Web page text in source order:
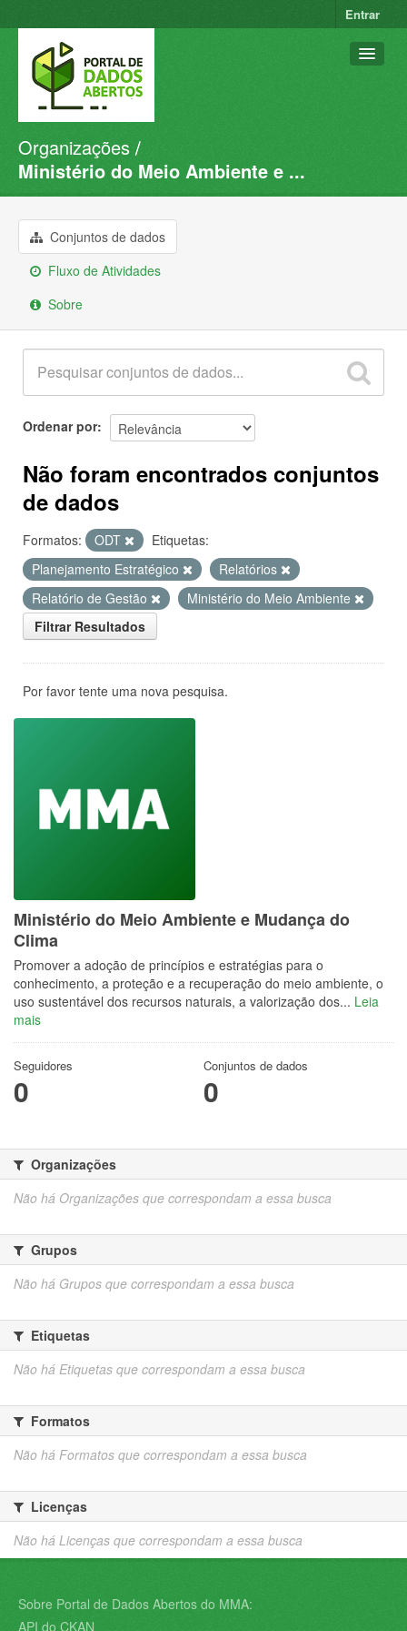
Entrar
Conjuntos de dados
Organizações
Sobre
Organizações
Ministério do Meio Ambiente e ...
Conjuntos de dados
Fluxo de Atividades
Sobre
Ordenar por
Não foram encontrados conjuntos
de dados
Formatos: ODT
Etiquetas:
Planejamento Estratégico
Relatórios
Relatório de Gestão
Ministério do Meio Ambiente
Filtrar Resultados
Por favor tente uma nova pesquisa.
Ministério do Meio Ambiente e Mudança do
Clima
Promover a adoção de princípios e estratégias para o
conhecimento, a proteção e a recuperação do meio ambiente, o
uso sustentável dos recursos naturais, a valorização dos... Leia
mais
Seguidores
0
Conjuntos de dados
0
Organizações
Não há Organizações que correspondam a essa busca
Grupos
Não há Grupos que correspondam a essa busca
Etiquetas
Não há Etiquetas que correspondam a essa busca
Formatos
Não há Formatos que correspondam a essa busca
Licenças
Não há Licenças que correspondam a essa busca
Sobre Portal de Dados Abertos do MMA:
API do CKAN